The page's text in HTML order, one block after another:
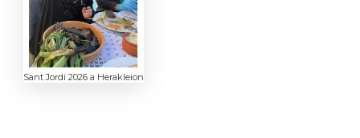
Sant Jordi 2026 a Herakleion